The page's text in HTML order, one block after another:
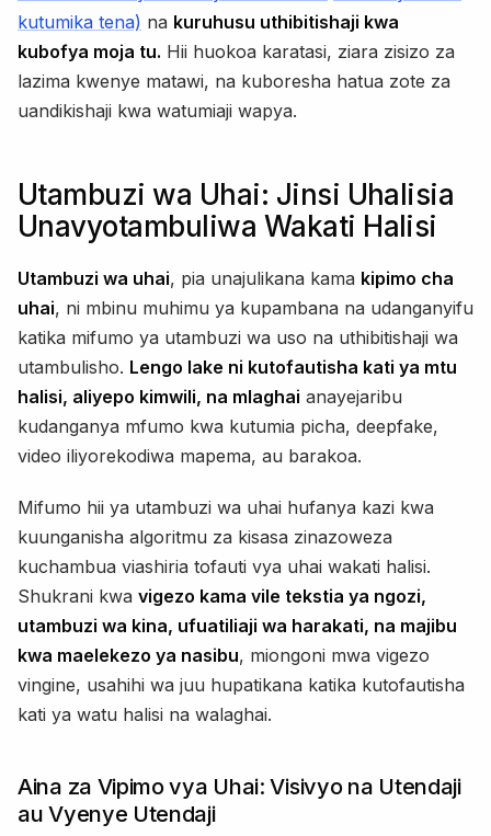
kutumika tena) na kuruhusu uthibitishaji kwa
kubofya moja tu. Hii huokoa karatasi, ziara zisizo za
lazima kwenye matawi, na kuboresha hatua zote za
uandikishaji kwa watumiaji wapya.
Utambuzi wa Uhai: Jinsi Uhalisia
Unavyotambuliwa Wakati Halisi
Utambuzi wa uhai, pia unajulikana kama kipimo cha
uhai, ni mbinu muhimu ya kupambana na udanganyifu
katika mifumo ya utambuzi wa uso na uthibitishaji wa
utambulisho. Lengo lake ni kutofautisha kati ya mtu
halisi, aliyepo kimwili, na mlaghai anayejaribu
kudanganya mfumo kwa kutumia picha, deepfake,
video iliyorekodiwa mapema, au barakoa.
Mifumo hii ya utambuzi wa uhai hufanya kazi kwa
kuunganisha algoritmu za kisasa zinazoweza
kuchambua viashiria tofauti vya uhai wakati halisi.
Shukrani kwa vigezo kama vile tekstia ya ngozi,
utambuzi wa kina, ufuatiliaji wa harakati, na majibu
kwa maelekezo ya nasibu, miongoni mwa vigezo
vingine, usahihi wa juu hupatikana katika kutofautisha
kati ya watu halisi na walaghai.
Aina za Vipimo vya Uhai: Visivyo na Utendaji
au Vyenye Utendaji